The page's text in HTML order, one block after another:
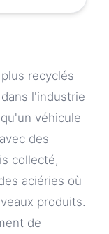
recyclés
l'industrie
véhicule
des
collecté,
aciéries où
produits.
de